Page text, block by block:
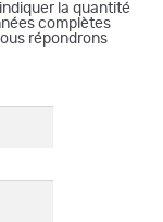
la quantité
complètes
répondrons